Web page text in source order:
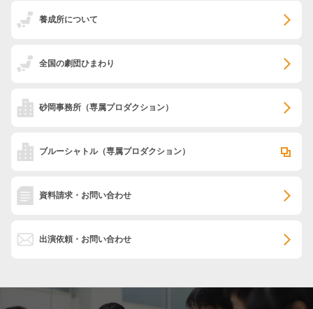
養成所について
全国の劇団ひまわり
砂岡事務所 （専属プロダクション）
ブルーシャトル（専属プロダクション）
資料請求・お問い合わせ
出演依頼・お問い合わせ